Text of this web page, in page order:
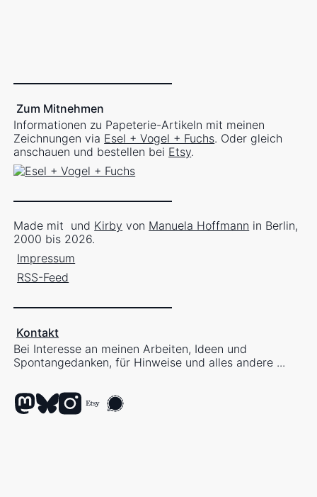
Zum Mitnehmen
Informationen zu Papeterie-Artikeln mit meinen
Zeichnungen via Esel + Vogel + Fuchs. Oder gleich
anschauen und bestellen bei Etsy.
Made mit und Kirby von Manuela Hoffmann in Berlin,
2000 bis 2026.
Impressum
RSS-Feed
Kontakt
Bei Interesse an meinen Arbeiten, Ideen und
Spontangedanken, für Hinweise und alles andere ...